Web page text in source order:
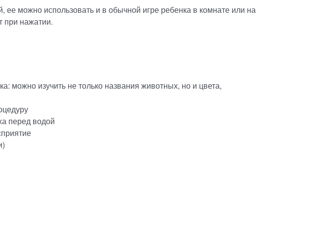
ее можно использовать и в обычной игре ребенка в комнате или на
при нажатии.
можно изучить не только названия животных, но и цвета,
перед водой